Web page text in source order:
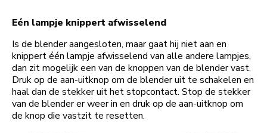
Eén lampje knippert afwisselend
Is de blender aangesloten, maar gaat hij niet aan en
knippert één lampje afwisselend van alle andere lampjes,
dan zit mogelijk een van de knoppen van de blender vast.
Druk op de aan-uitknop om de blender uit te schakelen en
haal dan de stekker uit het stopcontact. Stop de stekker
van de blender er weer in en druk op de aan-uitknop om
de knop die vastzit te resetten.